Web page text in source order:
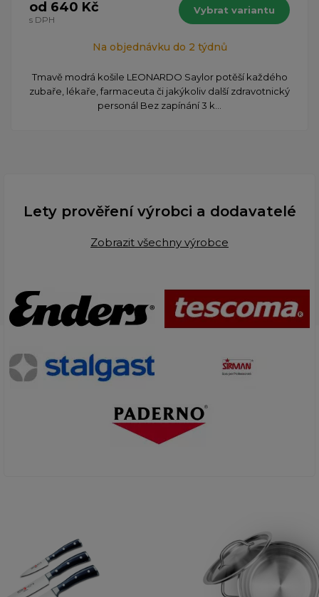
od 640 Kč
s DPH
Vybrat variantu
Na objednávku do 2 týdnů
​Tmavě modrá košile LEONARDO Saylor potěší každého
zubaře, lékaře, farmaceuta či jakýkoliv další zdravotnický
personál Bez zapínání 3 k...
Lety prověření výrobci a dodavatelé
Zobrazit všechny výrobce